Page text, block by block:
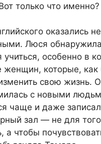
только что именно?
оказались
Люся
учиться, особенно в
женщин, которые, как
свою жизнь.
с новыми
чаще и даже
зал — не для
а чтобы